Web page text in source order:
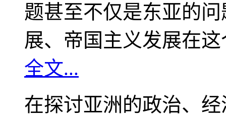
题甚至不仅是东亚的
展、帝国主义发展在
全文...
在探讨亚洲的政治、